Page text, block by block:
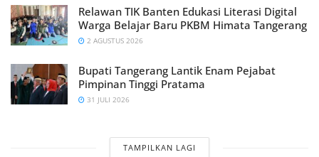
Relawan TIK Banten Edukasi Literasi Digital
Warga Belajar Baru PKBM Himata Tangerang
2 AGUSTUS 2026
Bupati Tangerang Lantik Enam Pejabat
Pimpinan Tinggi Pratama
31 JULI 2026
TAMPILKAN LAGI